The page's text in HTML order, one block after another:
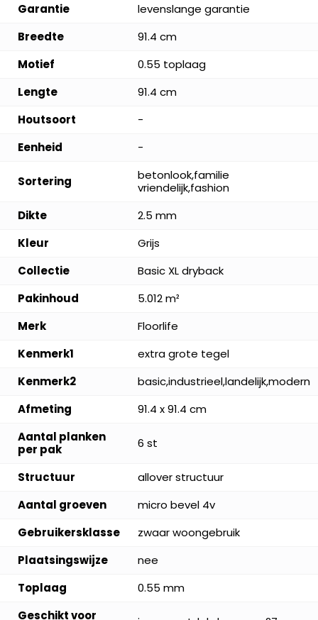
Garantie
levenslange garantie
Breedte
91.4 cm
Motief
0.55 toplaag
Lengte
91.4 cm
Houtsoort
-
Eenheid
-
Sortering
betonlook,familie
vriendelijk,fashion
Dikte
2.5 mm
Kleur
Grijs
Collectie
Basic XL dryback
Pakinhoud
5.012 m²
Merk
Floorlife
Kenmerk1
extra grote tegel
Kenmerk2
basic,industrieel,landelijk,modern
Afmeting
91.4 x 91.4 cm
Aantal planken
per pak
6 st
Structuur
allover structuur
Aantal groeven
micro bevel 4v
Gebruikersklasse
zwaar woongebruik
Plaatsingswijze
nee
Toplaag
0.55 mm
Geschikt voor